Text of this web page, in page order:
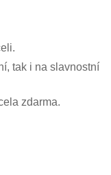
tak i na slavnostní
zdarma.